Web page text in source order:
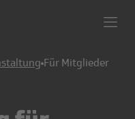
Für Mitglieder